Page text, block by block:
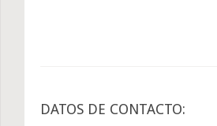
DATOS DE CONTACTO: